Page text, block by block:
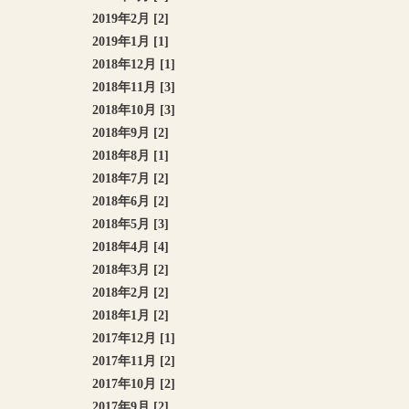
2019年2月 [2]
2019年1月 [1]
2018年12月 [1]
2018年11月 [3]
2018年10月 [3]
2018年9月 [2]
2018年8月 [1]
2018年7月 [2]
2018年6月 [2]
2018年5月 [3]
2018年4月 [4]
2018年3月 [2]
2018年2月 [2]
2018年1月 [2]
2017年12月 [1]
2017年11月 [2]
2017年10月 [2]